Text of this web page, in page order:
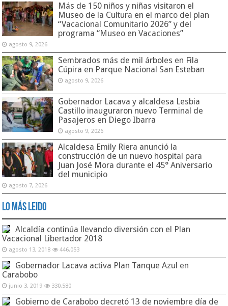
Más de 150 niños y niñas visitaron el
Museo de la Cultura en el marco del plan
“Vacacional Comunitario 2026” y del
programa “Museo en Vacaciones”
agosto 9, 2026
Sembrados más de mil árboles en Fila
Cúpira en Parque Nacional San Esteban
agosto 9, 2026
Gobernador Lacava y alcaldesa Lesbia
Castillo inauguraron nuevo Terminal de
Pasajeros en Diego Ibarra
agosto 9, 2026
Alcaldesa Emily Riera anunció la
construcción de un nuevo hospital para
Juan José Mora durante el 45° Aniversario
del municipio
agosto 7, 2026
Lo Más Leido
Alcaldía continúa llevando diversión con el Plan
Vacacional Libertador 2018
agosto 13, 2018 446,053
Gobernador Lacava activa Plan Tanque Azul en
Carabobo
junio 3, 2019 330,580
Gobierno de Carabobo decretó 13 de noviembre día de